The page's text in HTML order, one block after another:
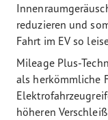
reduzieren und
Fahrt im EV so
Mileage Plus-
als herkömmliche
höheren